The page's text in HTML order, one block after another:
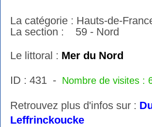
La catégorie : Hauts-de-
La section : 59 - Nord
Le littoral : Mer du Nord
ID : 431 - Nombre de visites :
Retrouvez plus d'infos sur :
Leffrinckoucke